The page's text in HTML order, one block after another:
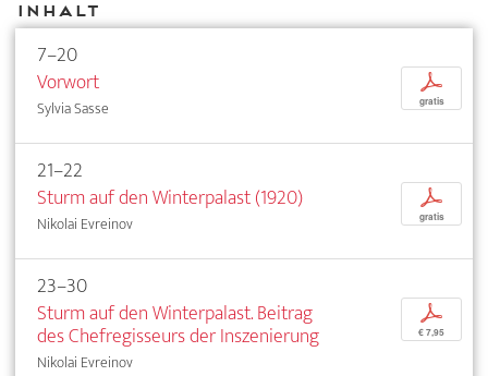
Inhalt
7–20
Vorwort
Sylvia Sasse
p
gratis
21–22
Sturm auf den Winterpalast (1920)
Nikolai Evreinov
p
gratis
23–30
Sturm auf den Winterpalast. Beitrag
des Chefregisseurs der Inszenierung
Nikolai Evreinov
p
€ 7,95